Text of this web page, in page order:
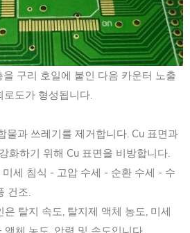
구리 호일에 붙인 다음 카운터 노출
도가 형성됩니다.
과 쓰레기를 제거합니다. Cu 표면과
화하기 위해 Cu 표면을 비방합니다.
세 침식 - 고압 수세 - 순환 수세 - 수
건조.
탈지 속도, 탈지제 액체 농도, 미세